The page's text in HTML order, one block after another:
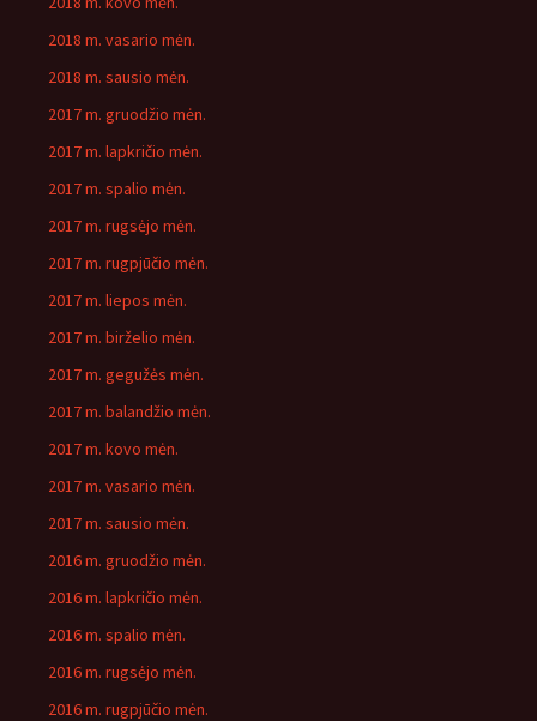
2018 m. vasario mėn.
2018 m. sausio mėn.
2017 m. gruodžio mėn.
2017 m. lapkričio mėn.
2017 m. spalio mėn.
2017 m. rugsėjo mėn.
2017 m. rugpjūčio mėn.
2017 m. liepos mėn.
2017 m. birželio mėn.
2017 m. gegužės mėn.
2017 m. balandžio mėn.
2017 m. kovo mėn.
2017 m. vasario mėn.
2017 m. sausio mėn.
2016 m. gruodžio mėn.
2016 m. lapkričio mėn.
2016 m. spalio mėn.
2016 m. rugsėjo mėn.
2016 m. rugpjūčio mėn.